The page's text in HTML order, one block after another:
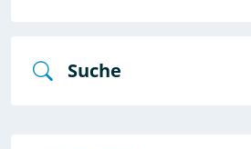
Suche